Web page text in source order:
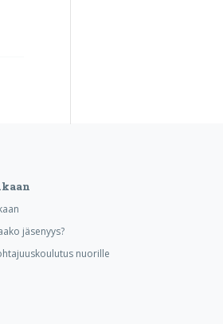
jäsenyys?
nuorille